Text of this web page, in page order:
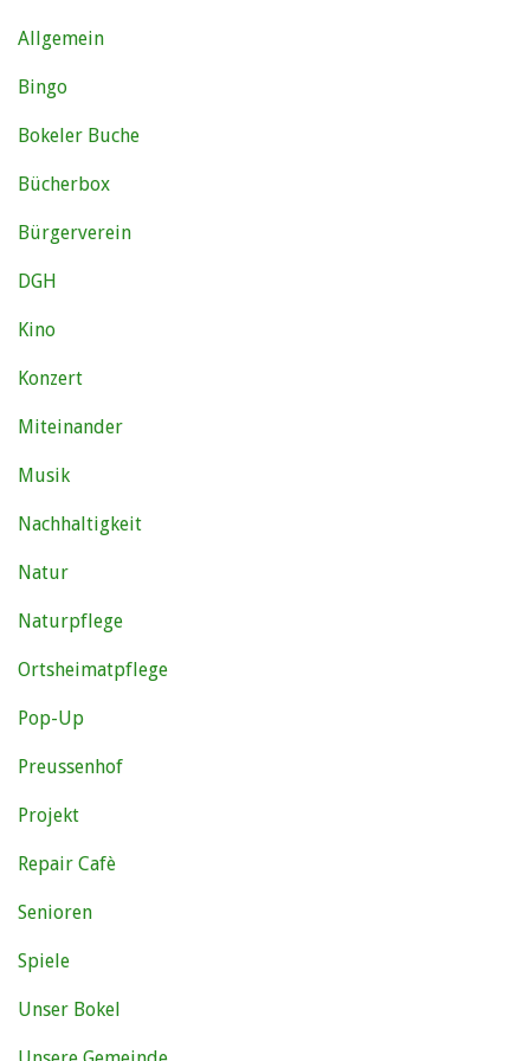
Allgemein
Bingo
Bokeler Buche
Bücherbox
Bürgerverein
DGH
Kino
Konzert
Miteinander
Musik
Nachhaltigkeit
Natur
Naturpflege
Ortsheimatpflege
Pop-Up
Preussenhof
Projekt
Repair Cafè
Senioren
Spiele
Unser Bokel